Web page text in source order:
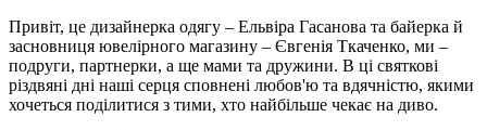
Привіт, це дизайнерка одягу – Ельвіра Гасанова та байерка й
засновниця ювелірного магазину – Євгенія Ткаченко, ми –
подруги, партнерки, а ще мами та дружини. В ці святкові
різдвяні дні наші серця сповнені любов'ю та вдячністю, якими
хочеться поділитися з тими, хто найбільше чекає на диво.